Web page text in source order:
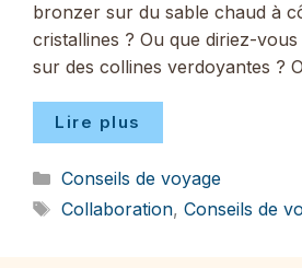
bronzer sur du sable chaud à
cristallines ? Ou que diriez-vous
sur des collines verdoyantes ?
Lire plus
Catégories
Conseils de voyage
Étiquettes
Collaboration, Conseils de